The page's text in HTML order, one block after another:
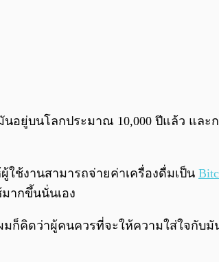
ยู่บนโลกประมาณ 10,000 ปีแล้ว และก
ช้งานสามารถจ่ายค่าเครื่องดื่มเป็น
ากขึ้นนั่นเอง
มก็คิดว่าผู้คนควรที่จะให้ความใส่ใจกับมั